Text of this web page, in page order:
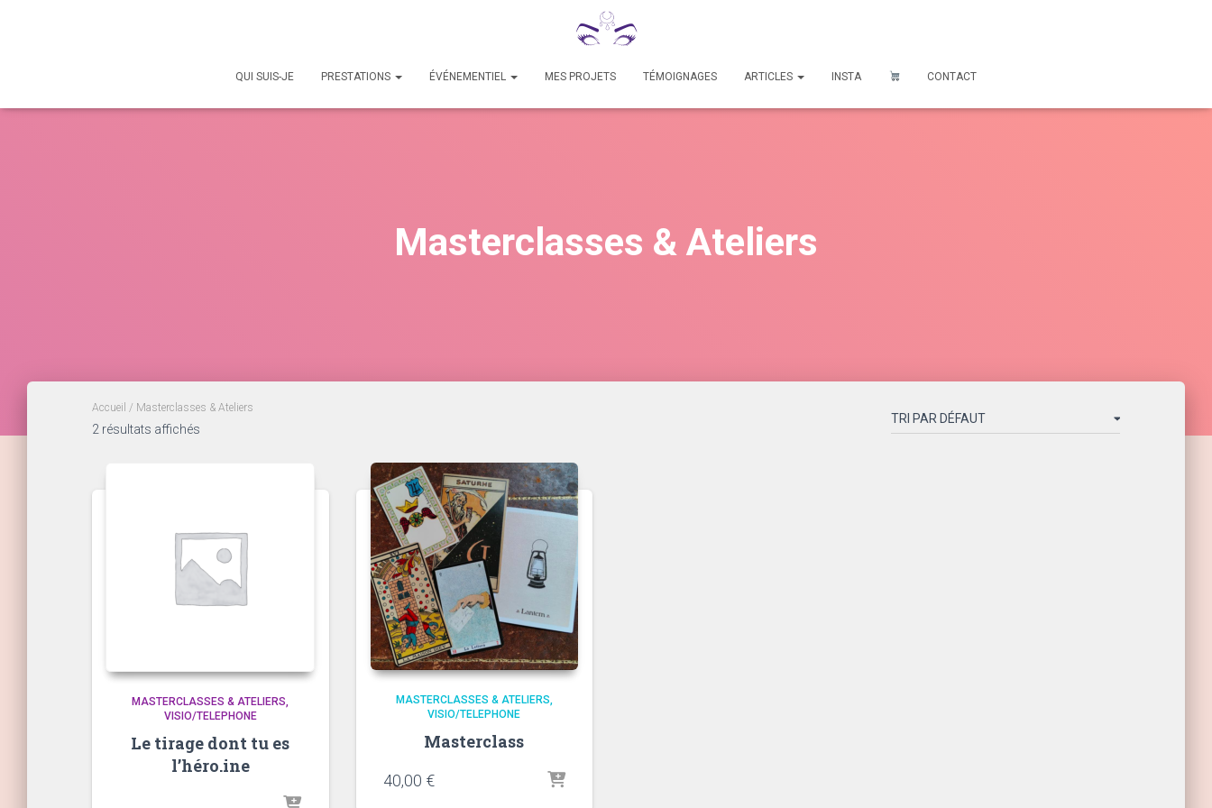
QUI SUIS-JE PRESTATIONS ÉVÉNEMENTIEL MES PROJETS TÉMOIGNAGES ARTICLES INSTA CONTACT
Masterclasses & Ateliers
Accueil / Masterclasses & Ateliers
2 résultats affichés
MASTERCLASSES & ATELIERS
VISIO/TELEPHONE
Le tirage dont tu es
l’héro.ine
MASTERCLASSES & ATELIERS
VISIO/TELEPHONE
Masterclass
40,00 €